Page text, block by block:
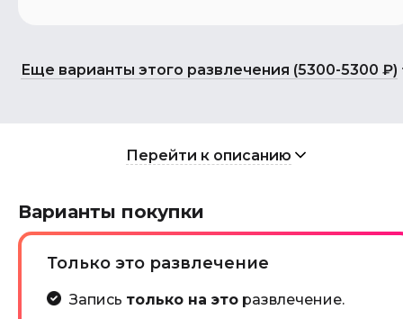
Еще варианты этого развлечения (5300-5300 ₽)
Перейти к описанию
Варианты покупки
Только это развлечение
Запись только на эторазвлечение.